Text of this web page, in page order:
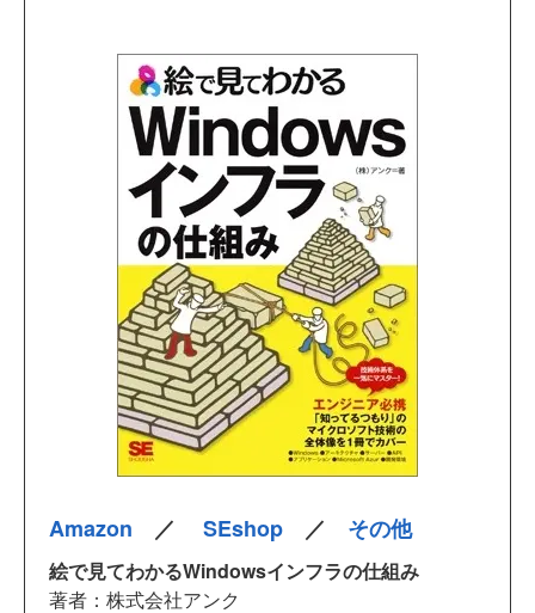
Amazon ／ SEshop ／ その他
絵で見てわかるWindowsインフラの仕組み
著者：株式会社アンク